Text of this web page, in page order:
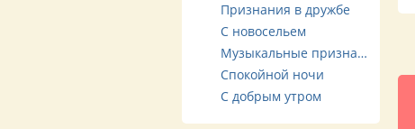
Признания в дружбе
С новосельем
Музыкальные признания
Спокойной ночи
С добрым утром